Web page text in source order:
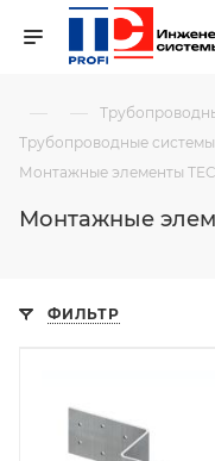
— —
Трубопроводные системы
Монтажные элементы
Монтажные
ФИЛЬТР